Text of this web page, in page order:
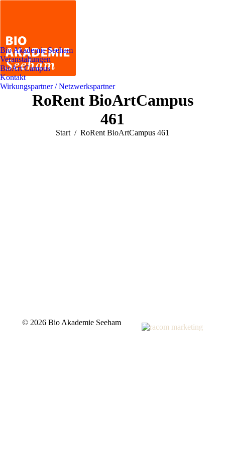
Bio Akademie Seeham
Veranstaltungen
BioArt Campus
Kontakt
Wirkungspartner / Netzwerkspartner
RoRent BioArtCampus
461
Sie befinden sich hier:
Start RoRent BioArtCampus 461
© 2026 Bio Akademie Seeham